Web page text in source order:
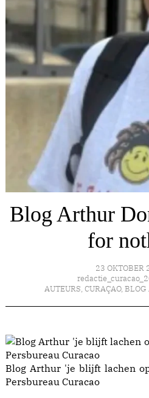
Blog Arthur
for
23 OKTOBER
AUTEURS, CURAÇAO, BLOG
Blog Arthur 'je blijft lachen
Persbureau Curacao